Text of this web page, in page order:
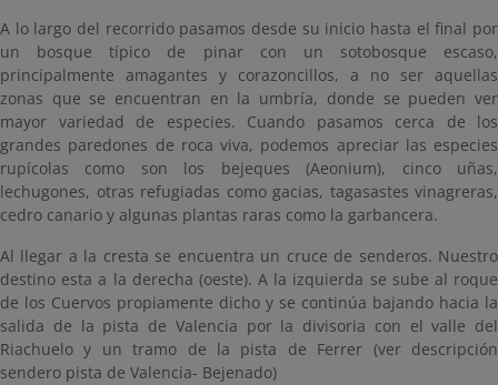
A lo largo del recorrido pasamos desde su inicio hasta el final por
un bosque típico de pinar con un sotobosque escaso,
principalmente amagantes y corazoncillos, a no ser aquellas
zonas que se encuentran en la umbría, donde se pueden ver
mayor variedad de especies. Cuando pasamos cerca de los
grandes paredones de roca viva, podemos apreciar las especies
rupícolas como son los bejeques (Aeonium), cinco uñas,
lechugones, otras refugiadas como gacias, tagasastes vinagreras,
cedro canario y algunas plantas raras como la garbancera.
Al llegar a la cresta se encuentra un cruce de senderos. Nuestro
destino esta a la derecha (oeste). A la izquierda se sube al roque
de los Cuervos propiamente dicho y se continúa bajando hacia la
salida de la pista de Valencia por la divisoria con el valle del
Riachuelo y un tramo de la pista de Ferrer (ver descripción
sendero pista de Valencia- Bejenado)